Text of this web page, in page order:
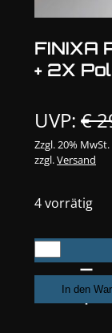
FINIXA
+ 2X
UVP: €
Zzgl. 20% MwSt.
zzgl.Versand
4 vorrätig
FINIXA
Profi
POL55
In den